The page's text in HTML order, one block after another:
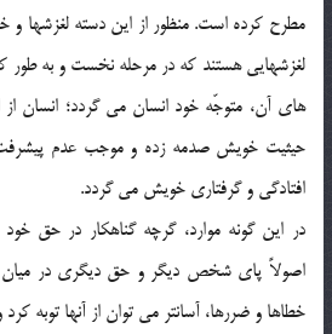
مطرح كرده است. منظور از اين دسته لغزشها و
لغزشهايي هستند كه در مرحله نخست و به طور
هاي آن، متوجّه خود انسان مي گردد؛ انسان
حيثيت خويش صدمه زده و موجب عدم
افتادگي و گرفتاري خويش مي گردد.
در اين گونه موارد، گرچه گناهكار در حق
اصولاً پاي شخص ديگر و حق ديگري در ميان
خطاها و ضررها، آسانتر مي توان از آنها توبه